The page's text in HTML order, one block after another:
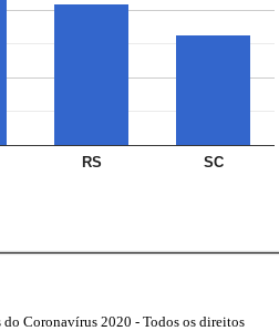
RS SC
Coronavírus 2020 - Todos os direitos